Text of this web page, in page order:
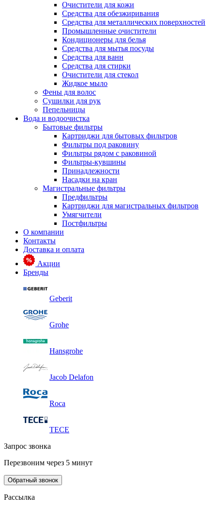
Очистители для кожи
Средства для обезжиривания
Средства для металлических поверхностей
Промышленные очистители
Кондиционеры для белья
Средства для мытья посуды
Средства для ванн
Средства для стирки
Очистители для стекол
Жидкое мыло
Фены для волос
Сушилки для рук
Пепельницы
Вода и водоочистка
Бытовые фильтры
Картриджи для бытовых фильтров
Фильтры под раковину
Фильтры рядом с раковиной
Фильтры-кувшины
Принадлежности
Насадки на кран
Магистральные фильтры
Предфильтры
Картриджи для магистральных фильтров
Умягчители
Постфильтры
О компании
Контакты
Доставка и оплата
Акции
Бренды
Geberit
Grohe
Hansgrohe
Jacob Delafon
Roca
TECE
Запрос звонка
Перезвоним через 5 минут
Обратный звонок
Рассылка